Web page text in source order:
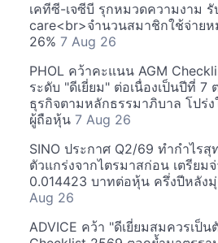
เคทีซี-เจซีบี รุกหมวดความงาม รั
care<br>จำนวนสมาชิกใช้จ่ายห
26% 7 Aug 26
PHOL คว้าคะแนน AGM
ระดับ "ดีเยี่ยม" ต่อเนื่องเป็นปีที่ 7
ธุรกิจตามหลักธรรมาภิบาล โปร่
ผู้ถือหุ้น 7 Aug 26
SINO ประกาศ Q2/69 ทำกำไร
ตัวแกร่งจากไตรมาสก่อน เตรียม
0.014423 บาทต่อหุ้น ครึ่งปีหลังมุ่
Aug 26
ADVICE คว้า "ดีเยี่ยมสมควรเป็น